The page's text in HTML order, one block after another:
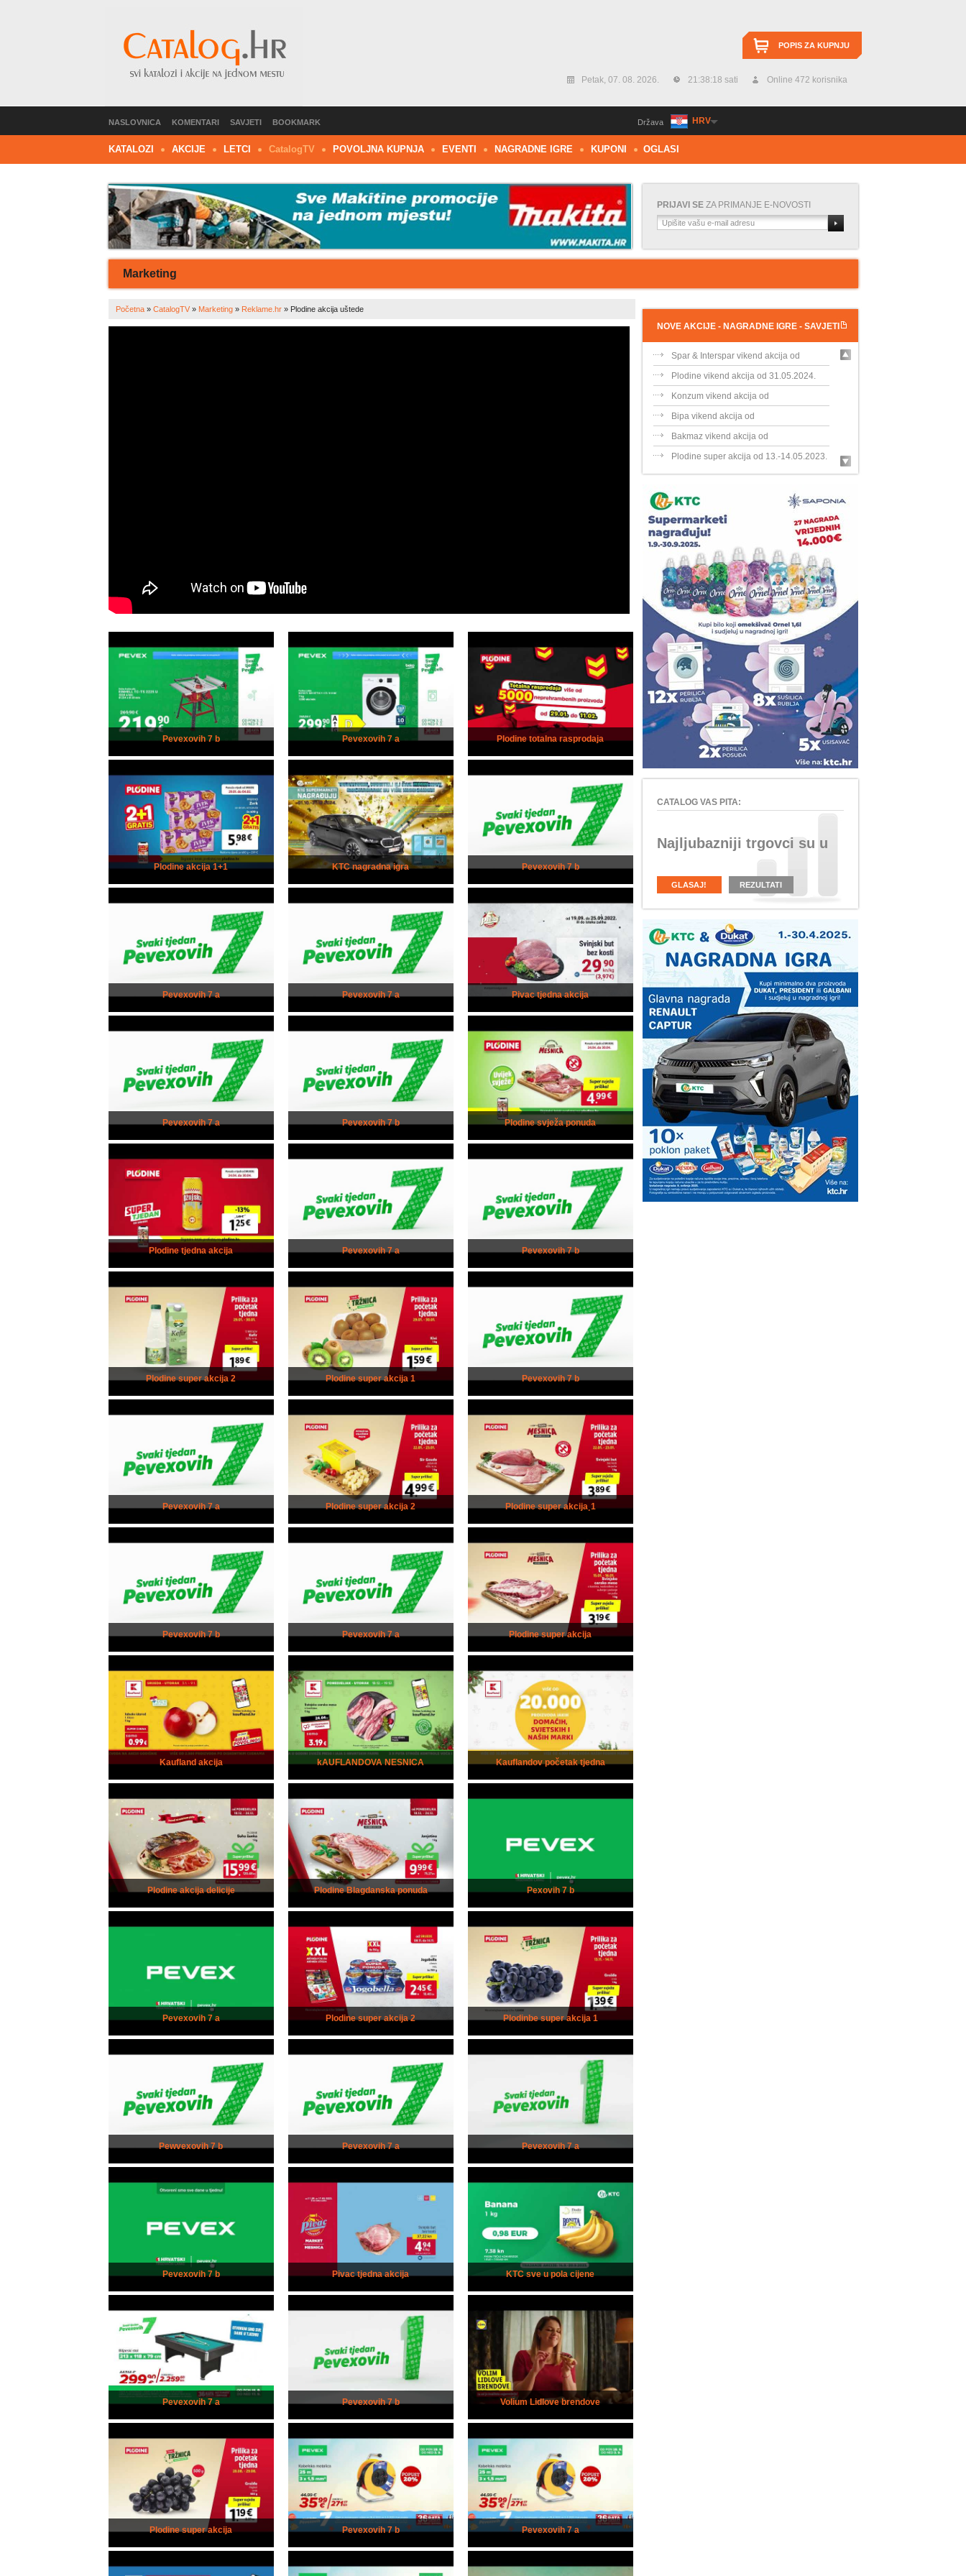
POPIS ZA KUPNJU
Petak, 07. 08. 2026. 21:38:20 sati Online 472 korisnika
HRV
Država
NASLOVNICA KOMENTARI SAVJETI BOOKMARK
KATALOZI AKCIJE LETCI CatalogTV POVOLJNA KUPNJA EVENTI NAGRADNE IGRE KUPONI OGLASI
PRIJAVI SEZA PRIMANJE E-NOVOSTI
Marketing
Početna» CatalogTV» Marketing» Reklame.hr» Plodine akcija uštede
Pevexovih 7 b Pevexovih 7 a Plodine totalna rasprodaja
Plodine akcija 1+1 KTC nagradna igra Pevexovih 7 b
Pevexovih 7 a Pevexovih 7 a Pivac tjedna akcija
Pevexovih 7 a Pevexovih 7 b Plodine svježa ponuda
Plodine tjedna akcija Pevexovih 7 a Pevexovih 7 b
Plodine super akcija 2 Plodine super akcija 1 Pevexovih 7 b
Pevexovih 7 a Plodine super akcija 2 Plodine super akcija¸1
Pevexovih 7 b Pevexovih 7 a Plodine super akcija
Kaufland akcija kAUFLANDOVA NESNICA Kauflandov početak tjedna
Plodine akcija delicije Plodine Blagdanska ponuda Pexovih 7 b
Pevexovih 7 a Plodine super akcija 2 Plodinbe super akcija 1
Pewvexovih 7 b Pevexovih 7 a Pevexovih 7 a
Pevexovih 7 b Pivac tjedna akcija KTC sve u pola cijene
Pevexovih 7 a Pevexovih 7 b Volium Lidlove brendove
Plodine super akcija Pevexovih 7 b Pevexovih 7 a
NOVE AKCIJE - NAGRADNE IGRE - SAVJETI
Spar & Interspar vikend akcija od
31.05....
Plodine vikend akcija od 31.05.2024.
Konzum vikend akcija od
31.05.-02.06.202...
Bipa vikend akcija od
30.05.-02.06.2024.
Bakmaz vikend akcija od
30.05.-02.06.202...
Plodine super akcija od 13.-14.05.2023.
CATALOG VAS PITA:
Najljubazniji trgovci su u
GLASAJ! REZULTATI